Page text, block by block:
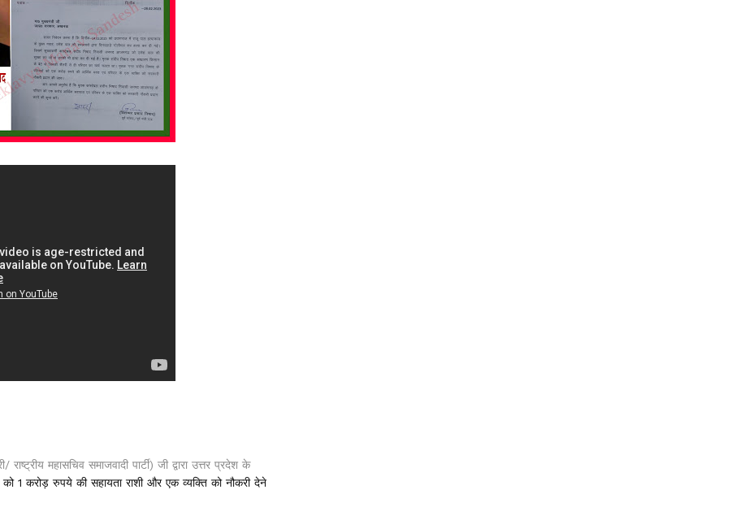
राष्ट्रीय महासचिव समाजवादी पार्टी) जी द्वारा उत्तर प्रदेश के
को 1 करोड़ रुपये की सहायता राशी और एक व्यक्ति को नौकरी देने